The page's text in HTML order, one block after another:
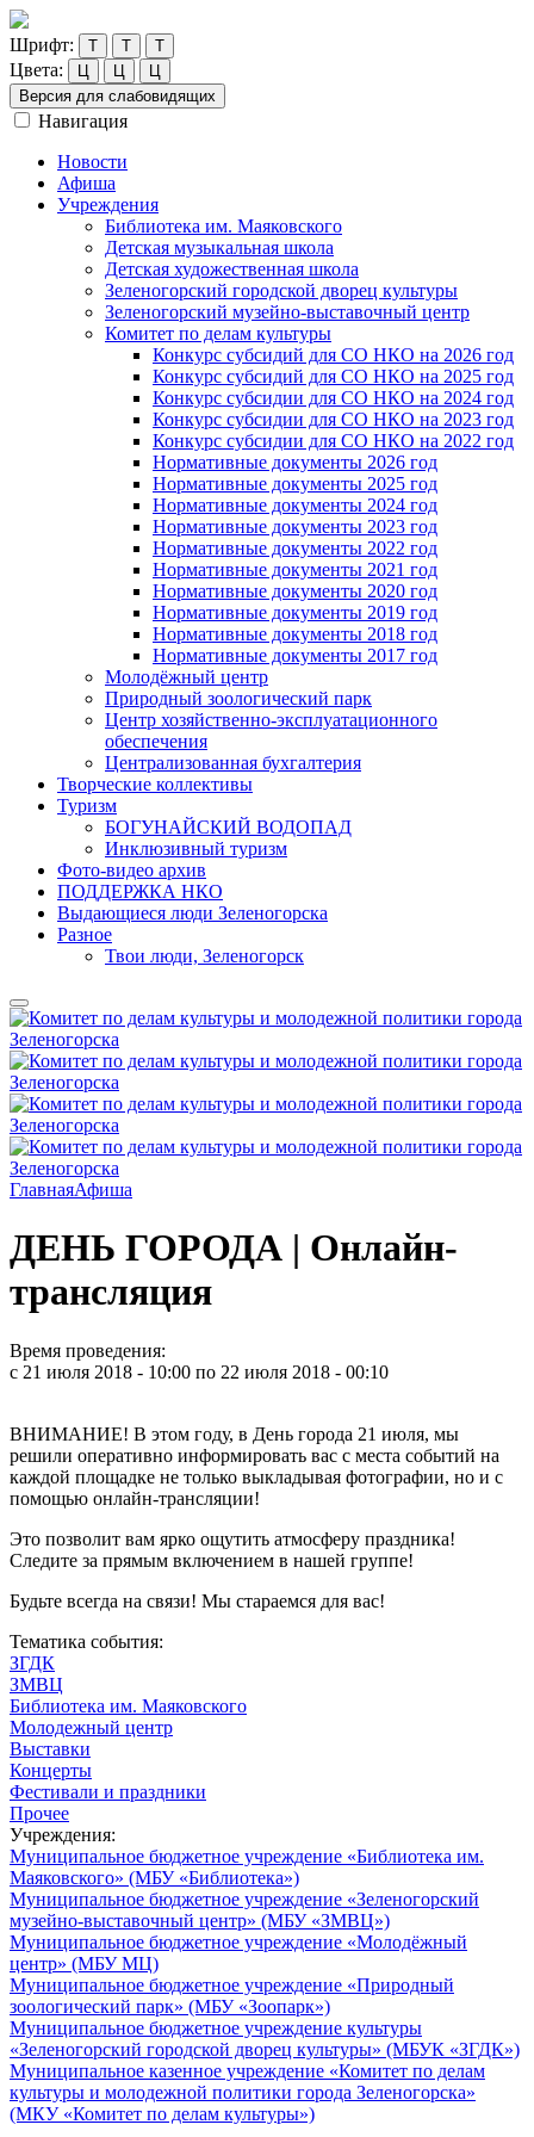
Шрифт: Т Т Т
Цвета: Ц Ц
Ц
Версия для слабовидящих
Навигация
Новости
Афиша
Учреждения
Библиотека им. Маяковского
Детская музыкальная школа
Детская художественная школа
Зеленогорский городской дворец культуры
Зеленогорский музейно-выставочный центр
Комитет по делам культуры
Конкурс субсидий для СО НКО на 2026 год
Конкурс субсидий для СО НКО на 2025 год
Конкурс субсидии для СО НКО на 2024 год
Конкурс субсидии для СО НКО на 2023 год
Конкурс субсидии для СО НКО на 2022 год
Нормативные документы 2026 год
Нормативные документы 2025 год
Нормативные документы 2024 год
Нормативные документы 2023 год
Нормативные документы 2022 год
Нормативные документы 2021 год
Нормативные документы 2020 год
Нормативные документы 2019 год
Нормативные документы 2018 год
Нормативные документы 2017 год
Молодёжный центр
Природный зоологический парк
Центр хозяйственно-эксплуатационного
обеспечения
Централизованная бухгалтерия
Творческие коллективы
Туризм
БОГУНАЙСКИЙ ВОДОПАД
Инклюзивный туризм
Фото-видео архив
ПОДДЕРЖКА НКО
Выдающиеся люди Зеленогорска
Разное
Твои люди, Зеленогорск
ГлавнаяАфиша
ДЕНЬ ГОРОДА | Онлайн-
трансляция
Время проведения:
с 21 июля 2018 - 10:00 по 22 июля 2018 - 00:10
ВНИМАНИЕ! В этом году, в День города 21 июля, мы
решили оперативно информировать вас с места событий на
каждой площадке не только выкладывая фотографии, но и с
помощью онлайн-трансляции!
Это позволит вам ярко ощутить атмосферу праздника!
Следите за прямым включением в нашей группе!
Будьте всегда на связи! Мы стараемся для вас!
Тематика события:
ЗГДК
ЗМВЦ
Библиотека им. Маяковского
Молодежный центр
Выставки
Концерты
Фестивали и праздники
Прочее
Учреждения:
Муниципальное бюджетное учреждение «Библиотека им.
Маяковского» (МБУ «Библиотека»)
Муниципальное бюджетное учреждение «Зеленогорский
музейно-выставочный центр» (МБУ «ЗМВЦ»)
Муниципальное бюджетное учреждение «Молодёжный
центр» (МБУ МЦ)
Муниципальное бюджетное учреждение «Природный
зоологический парк» (МБУ «Зоопарк»)
Муниципальное бюджетное учреждение культуры
«Зеленогорский городской дворец культуры» (МБУК «ЗГДК»)
Муниципальное казенное учреждение «Комитет по делам
культуры и молодежной политики города Зеленогорска»
(МКУ «Комитет по делам культуры»)